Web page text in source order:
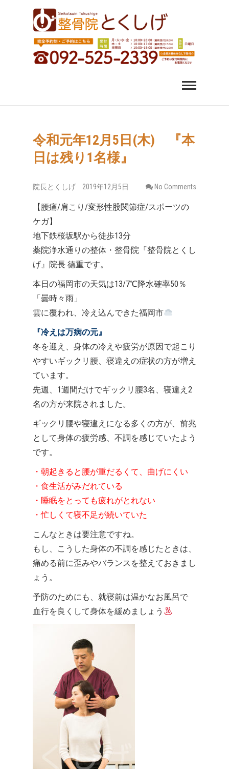
福岡市中央区 薬院 肩
こり 腰痛｜整体 スポ
ーツ障害なら整骨院
福岡市中央区、薬院、天神、平尾、博多、六本松で肩こ
り、腰痛、変形性股関節症にお悩みなら整骨院とくしげ
へ。患者さんのお話を丁寧にお聞きし、施術させていた
だきます。スポーツ選手のケガもおまかせください。
令和元年12月5日(木) 『本
日は残り1名様』
院長とくしげ 2019年12月5日 No Comments
【腰痛/肩こり/変形性股関節症/スポーツの
ケガ】
地下鉄桜坂駅から徒歩13分
薬院浄水通りの整体・整骨院『整骨院とくし
げ』院長 德重です。
本日の福岡市の天気は13/7℃降水確率50％
「曇時々雨」
雲に覆われ、冷え込んできた福岡市
『冷えは万病の元』
冬を迎え、身体の冷えや疲労が原因で起こり
やすいギックリ腰、寝違えの症状の方が増え
ています。
先週、1週間だけでギックリ腰3名、寝違え2
名の方が来院されました。
ギックリ腰や寝違えになる多くの方が、前兆
として身体の疲労感、不調を感じていたよう
です。
・朝起きると腰が重だるくて、曲げにくい
・食生活がみだれている
・睡眠をとっても疲れがとれない
・忙しくて寝不足が続いていた
こんなときは要注意ですね。
もし、こうした身体の不調を感じたときは、
痛める前に歪みやバランスを整えておきまし
ょう。
予防のためにも、就寝前は温かなお風呂で
血行を良くして身体を緩めましょう